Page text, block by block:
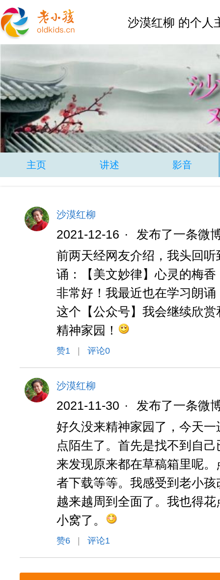
沙漠红柳 的个人
主页 讲述 影音
沙漠红柳
2021-12-16 ·
发布了一条微
前两天经网友介绍，我头回
诵：【美文妙律】心灵的梅
非常好！我最近也在学习朗
这个【公众号】我会继续欣
精神家园！
赞1 评论0
沙漠红柳
2021-11-30 ·
发布了一条微
好久没来精神家园了，今天
点陌生了。首先是找不到自
来发现原来都在草稿箱里呢
者下载等等。我感受到老小
越来越周到全面了。我也得
小窝了。
赞6 评论1